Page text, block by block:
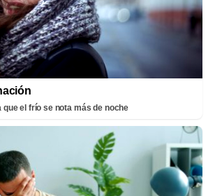
que el frío se nota más de noche